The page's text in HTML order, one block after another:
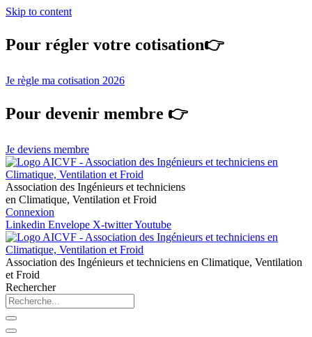
Skip to content
Pour régler votre cotisation👉
Je règle ma cotisation 2026
Pour devenir membre 👉
Je deviens membre
Association des Ingénieurs et techniciens
en Climatique, Ventilation et Froid
Connexion
Linkedin Envelope X-twitterYoutube
Association des Ingénieurs et techniciens en Climatique, Ventilation
et Froid
Rechercher